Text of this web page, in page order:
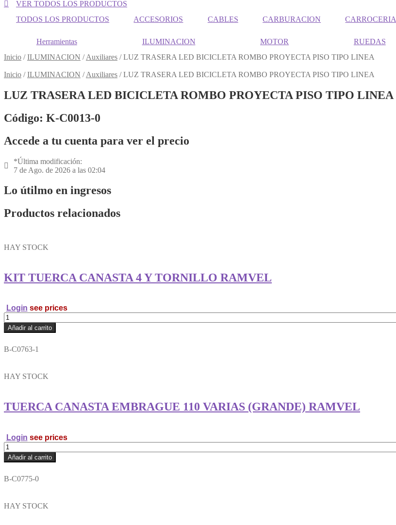
VER TODOS LOS PRODUCTOS
TODOS LOS PRODUCTOS
ACCESORIOS CABLES CARBURACION CARROCERIA
Herramientas ILUMINACION MOTOR RUEDAS
Inicio /ILUMINACION /Auxiliares /LUZ TRASERA LED BICICLETA ROMBO PROYECTA PISO TIPO LINEA
Inicio /ILUMINACION /Auxiliares /LUZ TRASERA LED BICICLETA ROMBO PROYECTA PISO TIPO LINEA
LUZ TRASERA LED BICICLETA ROMBO PROYECTA PISO TIPO LINEA
Código: K-C0013-0
Accede a tu cuenta para ver el precio
*Última modificación:
7 de Ago. de 2026 a las 02:04
Lo útilmo en ingresos
Productos relacionados
B-C0763-1
HAY STOCK
KIT TUERCA CANASTA 4 Y TORNILLO RAMVEL
Login see prices
KIT
TUERCA
CANASTA
Y
cantidad
Añadir al carrito
B-C0775-0
HAY STOCK
TUERCA CANASTA EMBRAGUE 110 VARIAS (GRANDE) RAMVEL
Login see prices
TUERCA
CANASTA
EMBRAGUE
VARIAS
cantidad
Añadir al carrito
HAY STOCK